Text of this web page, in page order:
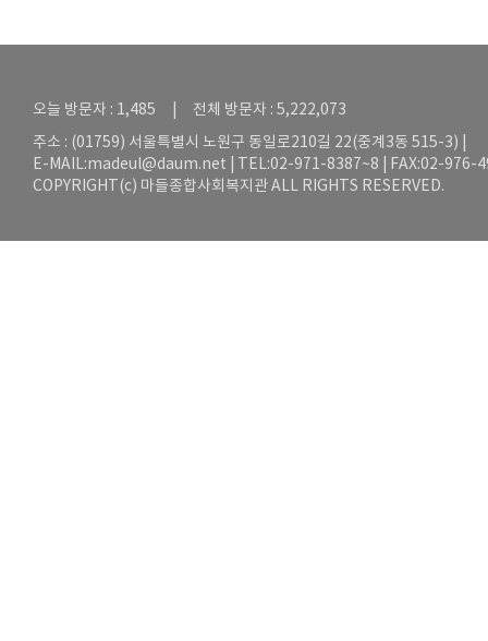
오늘 방문자 : 1,485 | 전체 방문자 : 5,222,073
주소 : (01759) 서울특별시 노원구 동일로210길 22(중계3동 515-3) |
E-MAIL:madeul@daum.net | TEL:02-971-8387~8 | FAX:02-976-
COPYRIGHT(c) 마들종합사회복지관 ALL RIGHTS RESERVED.